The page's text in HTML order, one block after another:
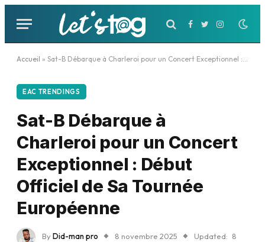
Facebook
TwitterInstagram
Accueil » Sat-B Débarque à Charleroi pour un Concert Exceptionnel : Début Officiel de Sa Tournée Européenne
EAC TRENDINGS
Sat-B Débarque à
Charleroi pour un Concert
Exceptionnel : Début
Officiel de Sa Tournée
Européenne
ByDid-man pro 8 novembre 2025 Updated: 8